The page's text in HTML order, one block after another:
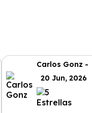
Carlos Gonz -
20 Jun, 2026